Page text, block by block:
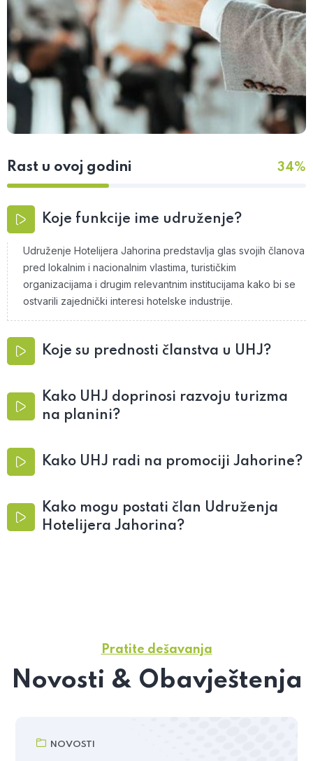
Rast u ovoj godini 34%
Koje funkcije ime udruženje?
Udruženje Hotelijera Jahorina predstavlja glas svojih članova
pred lokalnim i nacionalnim vlastima, turističkim
organizacijama i drugim relevantnim institucijama kako bi se
ostvarili zajednički interesi hotelske industrije.
Koje su prednosti članstva u UHJ?
Kako UHJ doprinosi razvoju turizma
na planini?
Kako UHJ radi na promociji Jahorine?
Kako mogu postati član Udruženja
Hotelijera Jahorina?
Pratite dešavanja
Novosti & Obavještenja
NOVOSTI